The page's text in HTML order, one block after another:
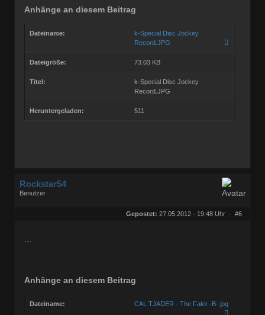
Anhänge an diesem Beitrag
Dateiname:
k-Special Disc Jockey
Record.JPG
Dateigröße: 73.03 KB
Titel:
k-Special Disc Jockey
Record.JPG
Heruntergeladen: 511
Rockstar54
Benutzer
Gepostet: 27.05.2012 - 19:48 Uhr · #6
Anhänge an diesem Beitrag
Dateiname: CAL TJADER - The Fakir -B-.jpg